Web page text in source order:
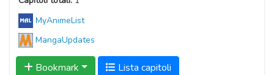
MyAnimeList
MangaUpdates
Bookmark
Lista capitoli